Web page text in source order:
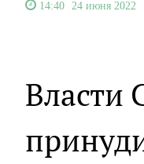
14:40 24 июня 2022
Власти